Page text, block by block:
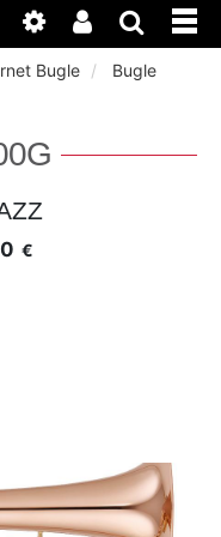
Bugle
Bugle
€